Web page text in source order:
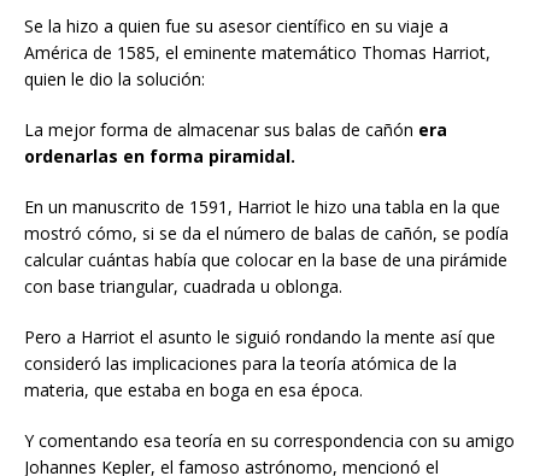
Se la hizo a quien fue su asesor científico en su viaje a
América de 1585, el eminente matemático Thomas Harriot,
quien le dio la solución:
La mejor forma de almacenar sus balas de cañón era
ordenarlas en forma piramidal.
En un manuscrito de 1591, Harriot le hizo una tabla en la que
mostró cómo, si se da el número de balas de cañón, se podía
calcular cuántas había que colocar en la base de una pirámide
con base triangular, cuadrada u oblonga.
Pero a Harriot el asunto le siguió rondando la mente así que
consideró las implicaciones para la teoría atómica de la
materia, que estaba en boga en esa época.
Y comentando esa teoría en su correspondencia con su amigo
Johannes Kepler, el famoso astrónomo, mencionó el